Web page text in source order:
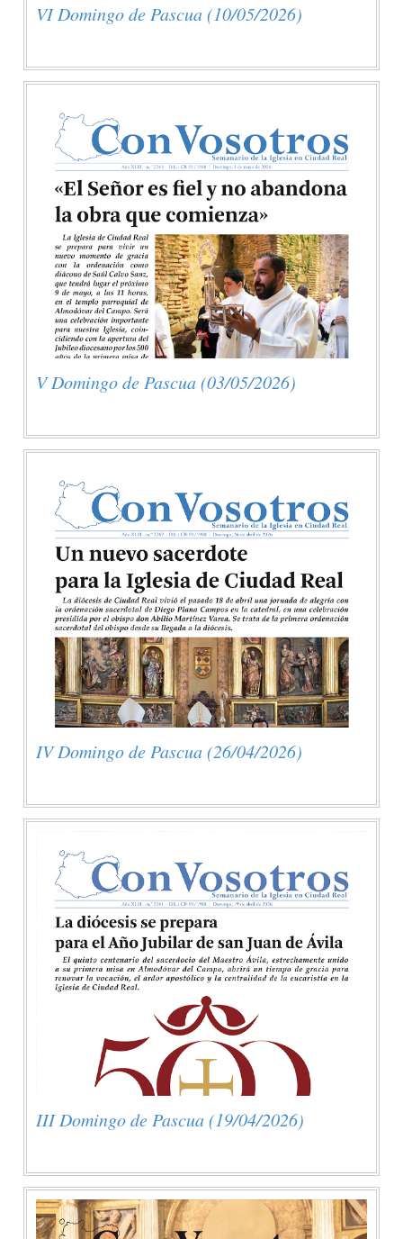
VI Domingo de Pascua (10/05/2026)
V Domingo de Pascua (03/05/2026)
IV Domingo de Pascua (26/04/2026)
III Domingo de Pascua (19/04/2026)